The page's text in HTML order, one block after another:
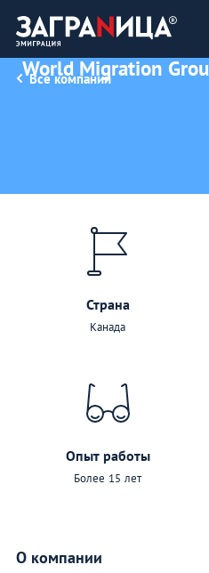
Все компании
World Migration
Страна
Канада
Опыт работы
Более 15 лет
О компании